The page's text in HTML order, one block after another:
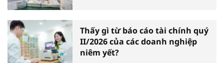
Thấy gì từ báo cáo tài chính quý
II/2026 của các doanh nghiệp
niêm yết?